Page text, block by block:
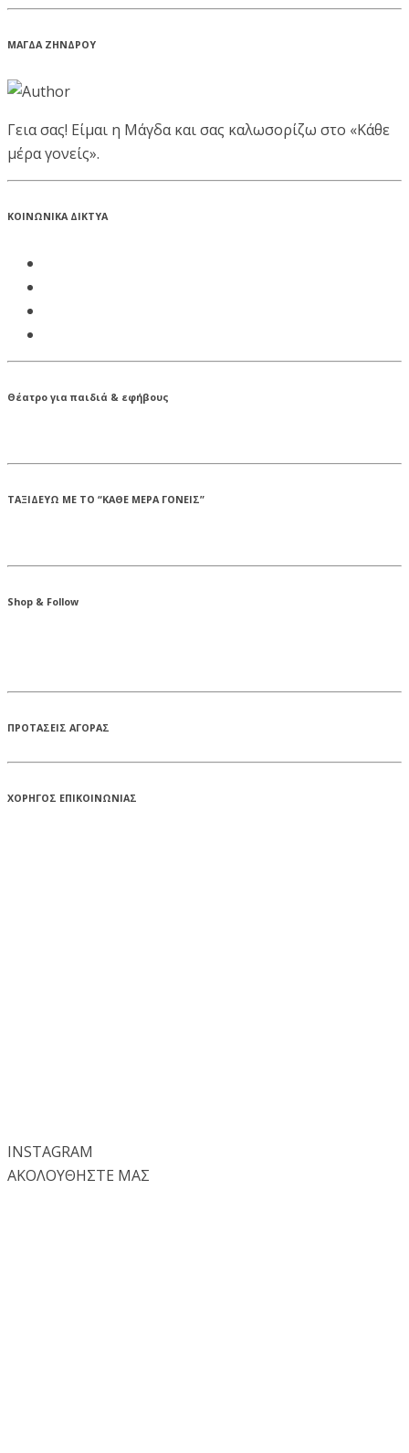
ΜΑΓΔΑ ΖΗΝΔΡΟΥ
Γεια σας! Είμαι η Μάγδα και σας καλωσορίζω στο «Κάθε
μέρα γονείς».
ΚΟΙΝΩΝΙΚΑ ΔΙΚΤΥΑ
Θέατρο για παιδιά & εφήβους
ΤΑΞΙΔΕΥΩ ΜΕ ΤΟ “ΚΑΘΕ ΜΕΡΑ ΓΟΝΕΙΣ”
Shop & Follow
ΠΡΟΤΑΣΕΙΣ ΑΓΟΡΑΣ
ΧΟΡΗΓΟΣ ΕΠΙΚΟΙΝΩΝΙΑΣ
INSTAGRAM
ΑΚΟΛΟΥΘΗΣΤΕ ΜΑΣ